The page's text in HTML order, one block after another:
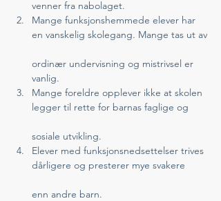
venner fra nabolaget.
Mange funksjonshemmede elever har
en vanskelig skolegang. Mange tas ut av
ordinær undervisning og mistrivsel er
vanlig.
Mange foreldre opplever ikke at skolen
legger til rette for barnas faglige og
sosiale utvikling.
Elever med funksjonsnedsettelser trives
dårligere og presterer mye svakere
enn andre barn.